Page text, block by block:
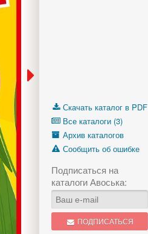
Скачать каталог в PDF
Все каталоги (3)
Архив каталогов
Сообщить об ошибке
Подписаться на
каталоги Авоська:
ПОДПИСАТЬСЯ